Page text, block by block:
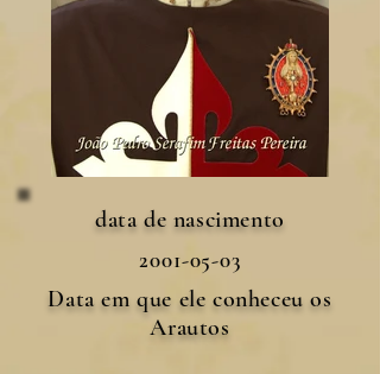
data de nascimento
2001-05-03
Data em que ele conheceu os
Arautos